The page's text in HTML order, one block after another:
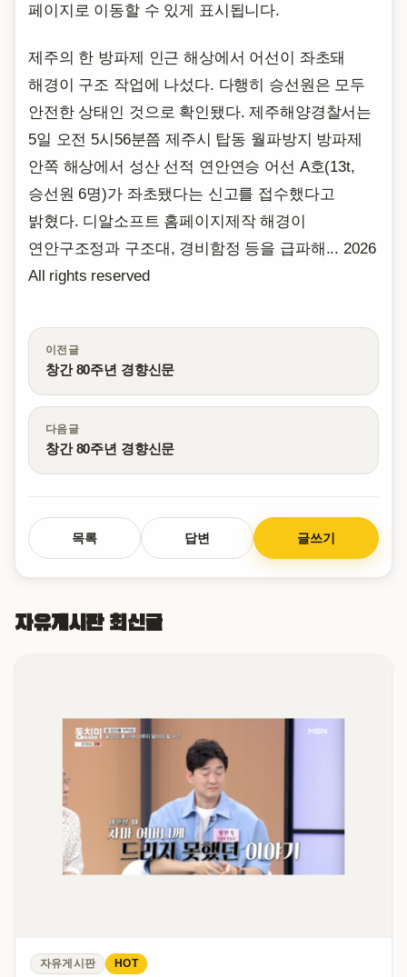
페이지로 이동할 수 있게 표시됩니다.
제주의 한 방파제 인근 해상에서 어선이 좌초돼
해경이 구조 작업에 나섰다. 다행히 승선원은 모두
안전한 상태인 것으로 확인됐다. 제주해양경찰서는
5일 오전 5시56분쯤 제주시 탑동 월파방지 방파제
안쪽 해상에서 성산 선적 연안연승 어선 A호(13t,
승선원 6명)가 좌초됐다는 신고를 접수했다고
밝혔다. 디알소프트 홈페이지제작 해경이
연안구조정과 구조대, 경비함정 등을 급파해... 2026
All rights reserved
이전글
창간 80주년 경향신문
다음글
창간 80주년 경향신문
목록 답변 글쓰기
자유게시판 최신글
자유게시판 HOT